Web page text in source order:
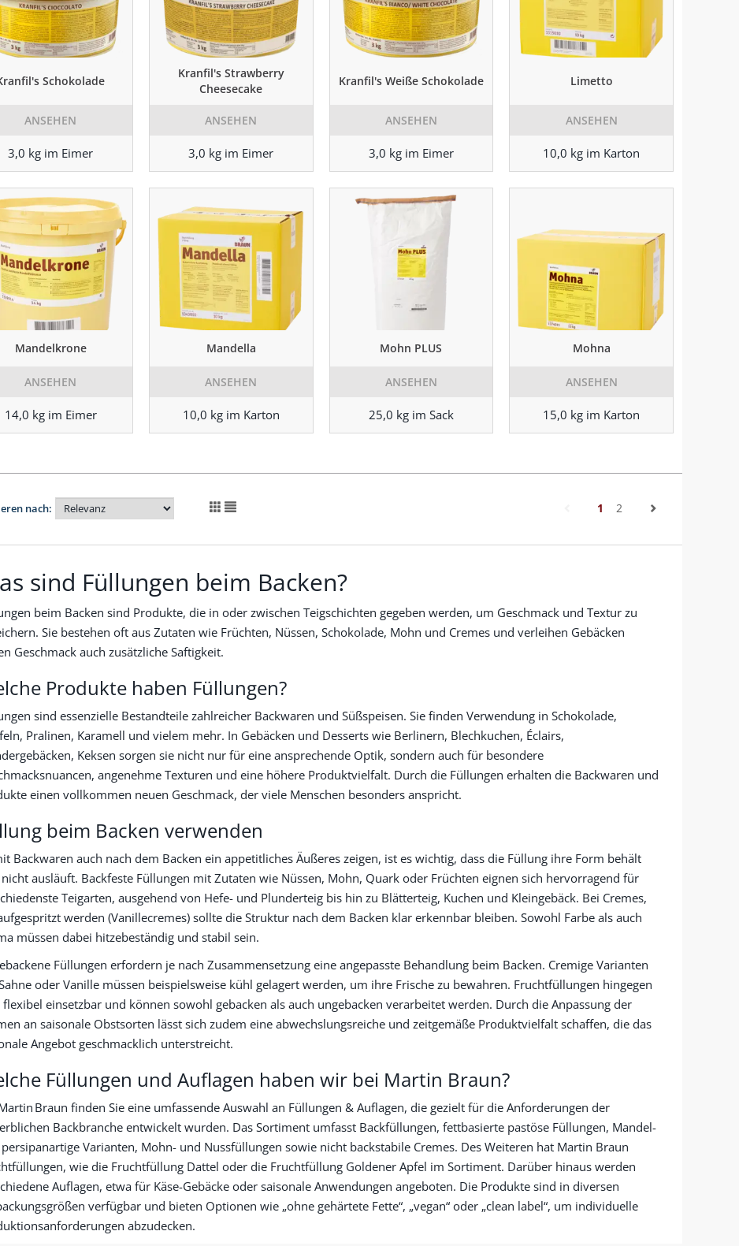
Schokolade
ANSEHEN
3,0 kg im Eimer
Kranfil's Strawberry
Cheesecake
ANSEHEN
3,0 kg im Eimer
Kranfil's Weiße Schokolade
ANSEHEN
3,0 kg im Eimer
Limetto
ANSEHEN
10,0 kg im Karton
Mandelkrone
ANSEHEN
14,0 kg im Eimer
Mandella
ANSEHEN
10,0 kg im Karton
Mohn PLUS
ANSEHEN
25,0 kg im Sack
Mohna
ANSEHEN
15,0 kg im Karton
nach: 1 (current)
2
sind Füllungen beim Backen?
beim Backen sind Produkte, die in oder zwischen Teigschichten gegeben werden, um Geschmack und Textur zu
Sie bestehen oft aus Zutaten wie Früchten, Nüssen, Schokolade, Mohn und Cremes und verleihen Gebäcken
Geschmack auch zusätzliche Saftigkeit.
Produkte haben Füllungen?
sind essenzielle Bestandteile zahlreicher Backwaren und Süßspeisen. Sie finden Verwendung in Schokolade,
Pralinen, Karamell und vielem mehr. In Gebäcken und Desserts wie Berlinern, Blechkuchen, Éclairs,
Keksen sorgen sie nicht nur für eine ansprechende Optik, sondern auch für besondere
angenehme Texturen und eine höhere Produktvielfalt. Durch die Füllungen erhalten die Backwaren und
einen vollkommen neuen Geschmack, der viele Menschen besonders anspricht.
beim Backen verwenden
Backwaren auch nach dem Backen ein appetitliches Äußeres zeigen, ist es wichtig, dass die Füllung ihre Form behält
ausläuft. Backfeste Füllungen mit Zutaten wie Nüssen, Mohn, Quark oder Früchten eignen sich hervorragend für
Teigarten, ausgehend von Hefe- und Plunderteig bis hin zu Blätterteig, Kuchen und Kleingebäck. Bei Cremes,
werden (Vanillecremes) sollte die Struktur nach dem Backen klar erkennbar bleiben. Sowohl Farbe als auch
müssen dabei hitzebeständig und stabil sein.
Füllungen erfordern je nach Zusammensetzung eine angepasste Behandlung beim Backen. Cremige Varianten
oder Vanille müssen beispielsweise kühl gelagert werden, um ihre Frische zu bewahren. Fruchtfüllungen hingegen
einsetzbar und können sowohl gebacken als auch ungebacken verarbeitet werden. Durch die Anpassung der
an saisonale Obstsorten lässt sich zudem eine abwechslungsreiche und zeitgemäße Produktvielfalt schaffen, die das
Angebot geschmacklich unterstreicht.
Füllungen und Auflagen haben wir bei Martin Braun?
Braun finden Sie eine umfassende Auswahl an Füllungen & Auflagen, die gezielt für die Anforderungen der
Backbranche entwickelt wurden. Das Sortiment umfasst Backfüllungen, fettbasierte pastöse Füllungen, Mandel-
Varianten, Mohn- und Nussfüllungen sowie nicht backstabile Cremes. Des Weiteren hat Martin Braun
wie die Fruchtfüllung Dattel oder die Fruchtfüllung Goldener Apfel im Sortiment. Darüber hinaus werden
Auflagen, etwa für Käse-Gebäcke oder saisonale Anwendungen angeboten. Die Produkte sind in diversen
verfügbar und bieten Optionen wie „ohne gehärtete Fette“, „vegan“ oder „clean label“, um individuelle
abzudecken.